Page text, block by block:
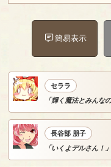
簡易表示
セララ
「輝く魔法とみんな
長谷部 朋子
「いくよデルさん！」